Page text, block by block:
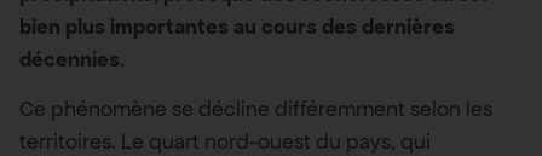
bien plus importantes au cours des dernières
décennies.
Ce phénomène se décline différemment selon les
territoires. Le quart nord-ouest du pays, qui